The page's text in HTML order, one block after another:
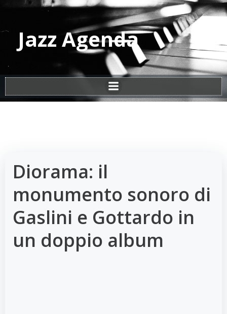
Vai
al
contenuto
Jazz Agenda
Diorama: il
monumento sonoro di
Gaslini e Gottardo in
un doppio album